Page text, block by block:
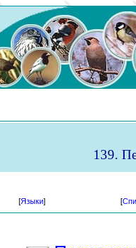
139.
[Языки] [